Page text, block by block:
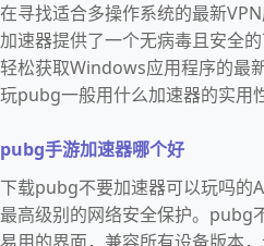
在寻找适合多操作系统的最新
加速器提供了一个无病毒且安全
轻松获取Windows应用程序的最
玩pubg一般用什么加速器的实用
pubg手游加速器哪个好
下载pubg不要加速器可以玩吗的
最高级别的网络安全保护。pubg